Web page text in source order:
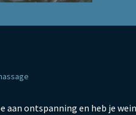
aan ontspanning en heb je